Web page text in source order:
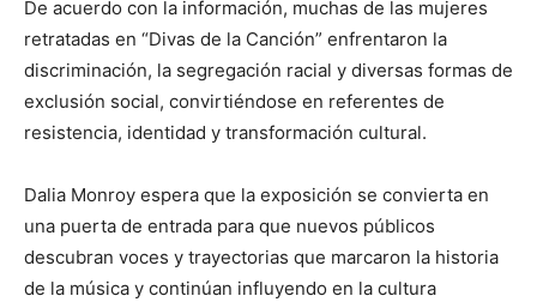
De acuerdo con la información, muchas de las mujeres
retratadas en “Divas de la Canción” enfrentaron la
discriminación, la segregación racial y diversas formas de
exclusión social, convirtiéndose en referentes de
resistencia, identidad y transformación cultural.
Dalia Monroy espera que la exposición se convierta en
una puerta de entrada para que nuevos públicos
descubran voces y trayectorias que marcaron la historia
de la música y continúan influyendo en la cultura